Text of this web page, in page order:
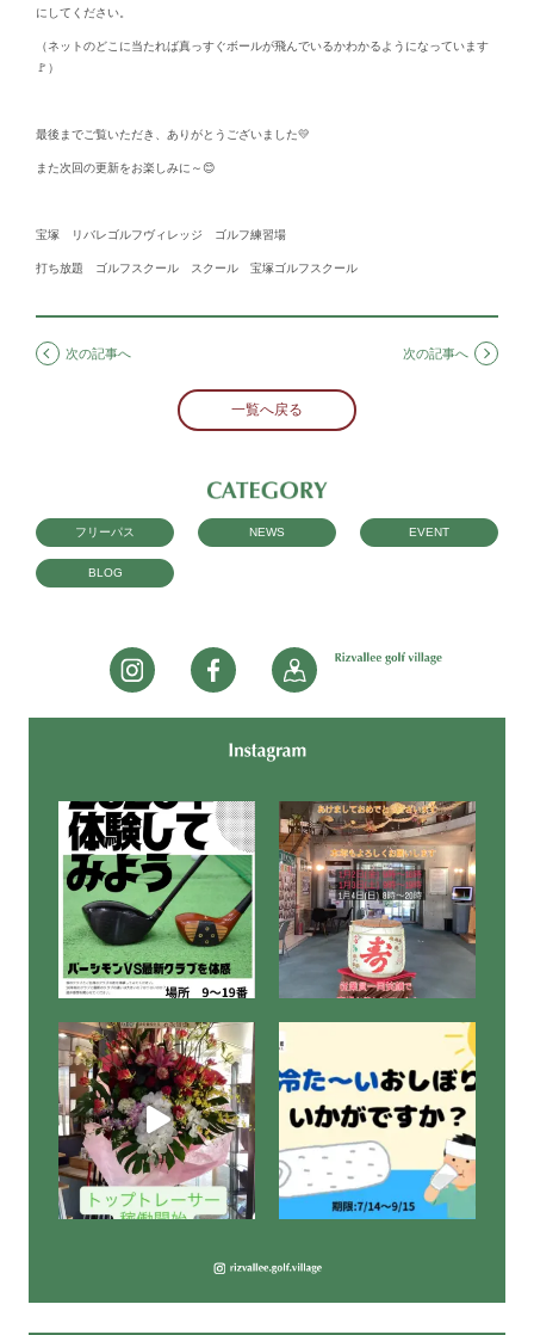
にしてください。
（ネットのどこに当たれば真っすぐボールが飛んでいるかわかるようになっています
🚩）
最後までご覧いただき、ありがとうございました💛
また次回の更新をお楽しみに～😊
宝塚 リバレゴルフヴィレッジ ゴルフ練習場
打ち放題 ゴルフスクール スクール 宝塚ゴルフスクール
次の記事へ
一覧へ戻る
次の記事へ
フリーパス NEWS EVENT
BLOG